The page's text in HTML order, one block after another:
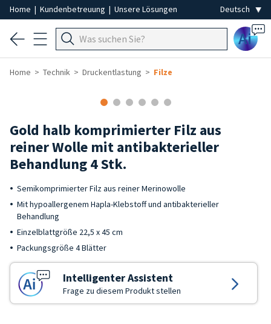
Home | Kundenbetreuung | Unsere Lösungen
Ai
Home Technik Druckentlastung Filze
Gold halb komprimierter Filz aus
reiner Wolle mit antibakterieller
Behandlung 4 Stk.
Semikomprimierter Filz aus reiner Merinowolle
Mit hypoallergenem Hapla-Klebstoff und antibakterieller
Behandlung
Einzelblattgröße 22,5 x 45 cm
Packungsgröße 4 Blätter
Intelligenter Assistent
Frage zu diesem Produkt stellen